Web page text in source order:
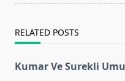
text">Page</span>
RELATED POSTS
Kumar Ve Surekli